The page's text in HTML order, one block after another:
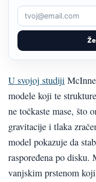
U svojoj studiji
modele koji te
ne točkaste mase, što
gravitacije i tlaka
model pokazuje da
raspoređena po disku.
vanjskim prstenom